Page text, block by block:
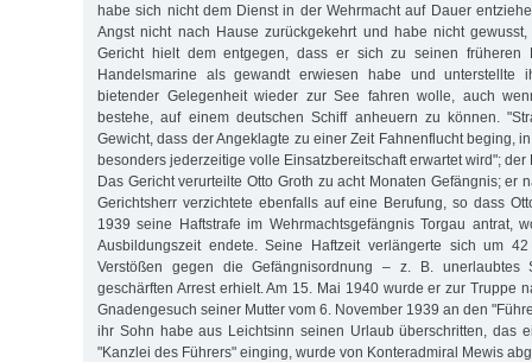
habe sich nicht dem Dienst in der Wehrmacht auf Dauer
Angst nicht nach Hause zurückgekehrt und habe nicht
Gericht hielt dem entgegen, dass er sich zu seinen früheren
Handelsmarine als gewandt erwiesen habe und
bietender Gelegenheit wieder zur See fahren wolle, auch
bestehe, auf einem deutschen Schiff anheuern zu können.
Gewicht, dass der Angeklagte zu einer Zeit Fahnenflucht beging,
besonders jederzeitige volle Einsatzbereitschaft erwartet wird"; der
Das Gericht verurteilte Otto Groth zu acht Monaten Gefängnis; er
Gerichtsherr verzichtete ebenfalls auf eine Berufung, so dass
1939 seine Haftstrafe im Wehrmachtsgefängnis Torgau antrat,
Ausbildungszeit endete. Seine Haftzeit verlängerte sich um
Verstößen gegen die Gefängnisordnung – z. B. unerlaubtes
geschärften Arrest erhielt. Am 15. Mai 1940 wurde er zur Truppe
Gnadengesuch seiner Mutter vom 6. November 1939 an den
ihr Sohn habe aus Leichtsinn seinen Urlaub überschritten, das
"Kanzlei des Führers" einging, wurde von Konteradmiral Mewis